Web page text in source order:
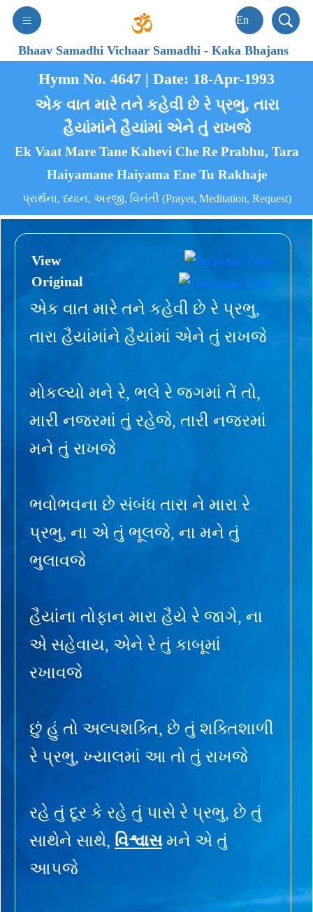
Bhaav Samadhi Vichaar Samadhi-Kaka Bhajans
Hymn No. 4647 | Date: 18-Apr-1993
એક વાત મારે તને કહેવી છે રે પ્રભુ, તારા
હૈયાંમાંને હૈયાંમાં એને તું રાખજે
Ek Vaat Mare Tane Kahevi Che Re Prabhu, Tara
Haiyamane Haiyama Ene Tu Rakhaje
પ્રાર્થના, ધ્યાન, અરજી, વિનંતી (Prayer, Meditation, Request)
View
Original
એક વાત મારે તને કહેવી છે રે પ્રભુ,
તારા હૈયાંમાંને હૈયાંમાં એને તું રાખજે
મોકલ્યો મને રે, ભલે રે જગમાં તેં તો,
મારી નજરમાં તું રહેજે, તારી નજરમાં
મને તું રાખજે
ભવોભવના છે સંબંધ તારા ને મારા રે
પ્રભુ, ના એ તું ભૂલજે, ના મને તું
ભુલાવજે
હૈયાંના તોફાન મારા હૈયે રે જાગે, ના
એ સહેવાય, એને રે તું કાબૂમાં
રખાવજે
છું હું તો અલ્પશક્તિ, છે તું શક્તિશાળી
રે પ્રભુ, ખ્યાલમાં આ તો તું રાખજે
રહે તું દૂર કે રહે તું પાસે રે પ્રભુ, છે તું
સાથેને સાથે, વિશ્વાસમને એ તું
આપજે